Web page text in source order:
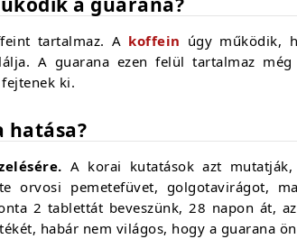
tartalmaz. A koffein úgy működik,
A guarana ezen felül tartalmaz
ki.
hatása?
A korai kutatások azt
orvosi pemetefüvet, golgotavirágot,
2 tablettát beveszünk, 28 napon át,
habár nem világos, hogy a guarana